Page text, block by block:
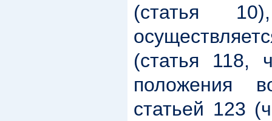
(статья
(статья 118,
положения
статьей 123